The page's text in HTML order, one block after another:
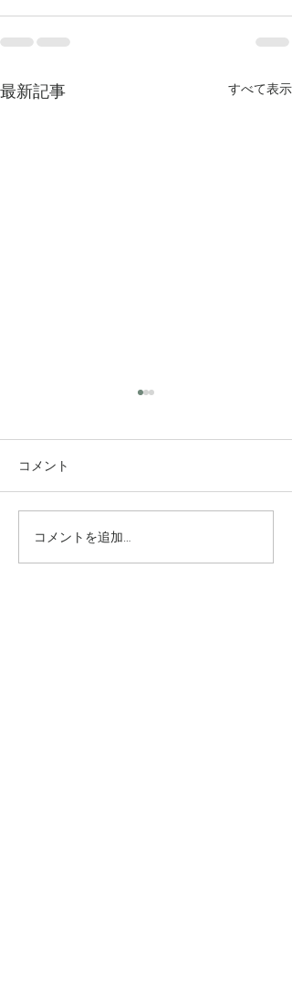
最新記事 すべて表示
究極のアンチエイジング
美容水
コメント
コメントを追加…